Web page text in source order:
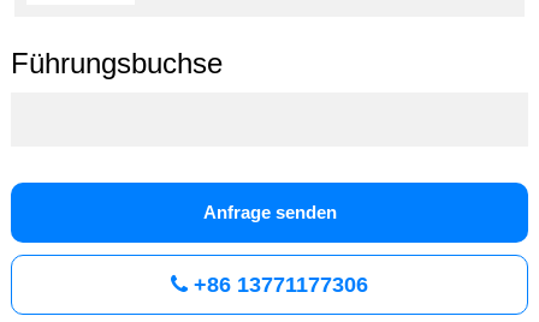
Führungsbuchse
Anfrage senden
+86 13771177306